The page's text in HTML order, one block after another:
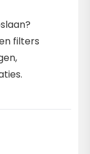
filters